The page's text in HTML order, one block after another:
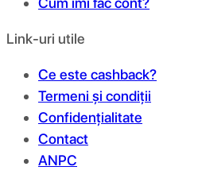
Link-uri utile
Ce este cashback?
Termeni și condiții
Confidențialitate
Contact
ANPC